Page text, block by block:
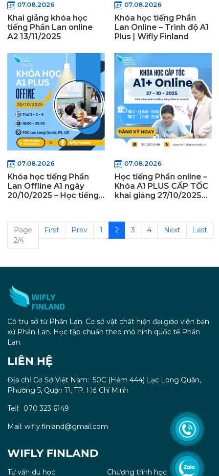
07.08.2026
Khai giảng khóa học
tiếng Phần Lan online
A2 13/11/2025
07.08.2026
Khóa học tiếng Phần
Lan Online – Trình độ A1
Plus | Wifly Finland
07.08.2026
Khóa học tiếng Phần
Lan Offline A1 ngày
20/10/2025 – Học tiếng
Finland
07.08.2026
Học tiếng Phần online –
Khóa A1 PLUS CẤP TỐC
khai giảng 27/10/2025
Page
2/4
First Prev 1 2 3 4 Next Last
Có trụ sở từ Phần Lan. Cơ sở vật chất hiện đại,giáo viên bản
xứ Phần Lan. Học tập chuẩn theo mô hình quốc tế Phần
Lan.
LIÊN HỆ
Địa chỉ Cơ Sở Việt Nam: 50C (Hẻm 444) Lạc Long Quân,
Phường 5, Quận 11, TP. Hồ Chí Minh
Tell: 070 323 6149
Mail: wifly.finland@gmail.com
WIFLY FINLAND
Tư vấn du học Chương trình học